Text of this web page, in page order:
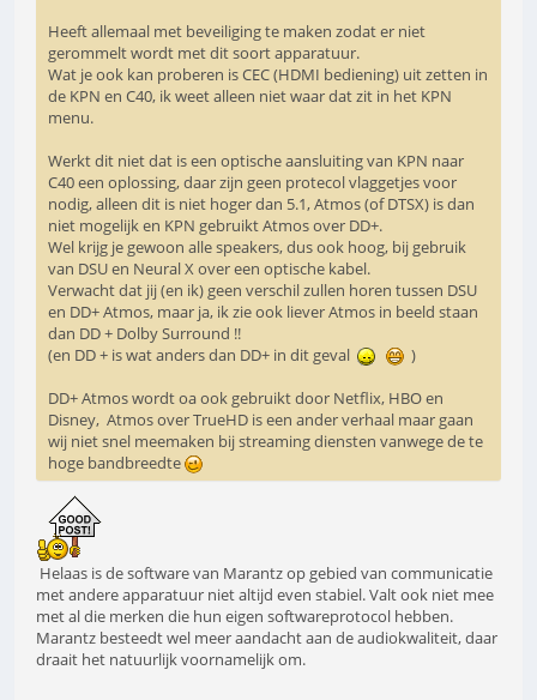
Heeft allemaal met beveiliging te maken zodat er niet
gerommelt wordt met dit soort apparatuur.
Wat je ook kan proberen is CEC (HDMI bediening) uit zetten in
de KPN en C40, ik weet alleen niet waar dat zit in het KPN
menu.
Werkt dit niet dat is een optische aansluiting van KPN naar
C40 een oplossing, daar zijn geen protecol vlaggetjes voor
nodig, alleen dit is niet hoger dan 5.1, Atmos (of DTSX) is dan
niet mogelijk en KPN gebruikt Atmos over DD+.
Wel krijg je gewoon alle speakers, dus ook hoog, bij gebruik
van DSU en Neural X over een optische kabel.
Verwacht dat jij (en ik) geen verschil zullen horen tussen DSU
en DD+ Atmos, maar ja, ik zie ook liever Atmos in beeld staan
dan DD + Dolby Surround !!
(en DD + is wat anders dan DD+ in dit geval
)
DD+ Atmos wordt oa ook gebruikt door Netflix, HBO en
Disney, Atmos over TrueHD is een ander verhaal maar gaan
wij niet snel meemaken bij streaming diensten vanwege de te
hoge bandbreedte
Helaas is de software van Marantz op gebied van communicatie
met andere apparatuur niet altijd even stabiel. Valt ook niet mee
met al die merken die hun eigen softwareprotocol hebben.
Marantz besteedt wel meer aandacht aan de audiokwaliteit, daar
draait het natuurlijk voornamelijk om.